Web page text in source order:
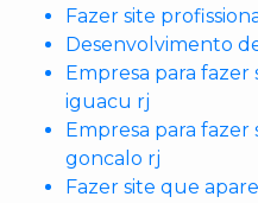
Fazer site
Desenvolvimento
Empresa para
iguacu rj
Empresa para fazer
goncalo rj
Fazer site que